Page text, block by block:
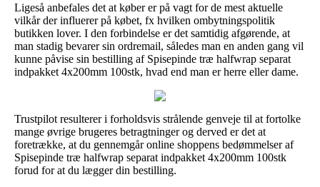
Ligeså anbefales det at køber er på vagt for de mest aktuelle
vilkår der influerer på købet, fx hvilken ombytningspolitik
butikken lover. I den forbindelse er det samtidig afgørende, at
man stadig bevarer sin ordremail, således man en anden gang vil
kunne påvise sin bestilling af Spisepinde træ halfwrap separat
indpakket 4x200mm 100stk, hvad end man er herre eller dame.
Trustpilot resulterer i forholdsvis strålende genveje til at fortolke
mange øvrige brugeres betragtninger og derved er det at
foretrække, at du gennemgår online shoppens bedømmelser af
Spisepinde træ halfwrap separat indpakket 4x200mm 100stk
forud for at du lægger din bestilling.